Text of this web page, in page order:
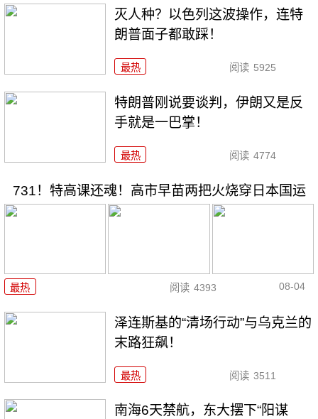
灭人种？以色列这波操作，连特
朗普面子都敢踩！
最热 阅读 5925
特朗普刚说要谈判，伊朗又是反
手就是一巴掌！
最热 阅读 4774
731！特高课还魂！高市早苗两把火烧穿日本国运
最热 阅读 4393 08-04
泽连斯基的“清场行动”与乌克兰的
末路狂飙！
最热 阅读 3511
南海6天禁航，东大摆下“阳谋